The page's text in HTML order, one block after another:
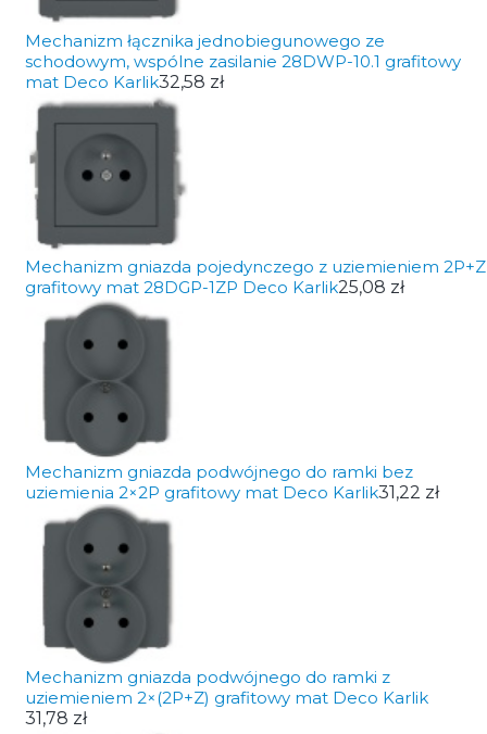
Mechanizm łącznika jednobiegunowego ze
schodowym, wspólne zasilanie 28DWP-10.1 grafitowy
mat Deco Karlik32,58 zł
Mechanizm gniazda pojedynczego z uziemieniem 2P+Z
grafitowy mat 28DGP-1ZP Deco Karlik25,08 zł
Mechanizm gniazda podwójnego do ramki bez
uziemienia 2×2P grafitowy mat Deco Karlik31,22 zł
Mechanizm gniazda podwójnego do ramki z
uziemieniem 2×(2P+Z) grafitowy mat Deco Karlik
31,78 zł